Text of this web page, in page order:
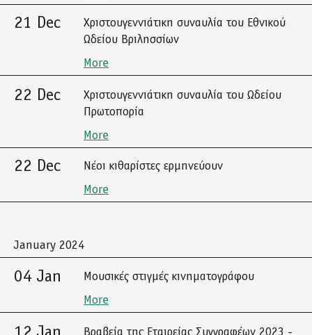
21 Dec
Χριστουγεννιάτικη συναυλία του Εθνικού
Ωδείου Βριλησσίων
More
22 Dec
Χριστουγεννιάτικη συναυλία του Ωδείου
Πρωτοπορία
More
22 Dec
Νέοι κιθαρίστες ερμηνεύουν
More
January 2024
04 Jan
Μουσικές στιγμές κινηματογράφου
More